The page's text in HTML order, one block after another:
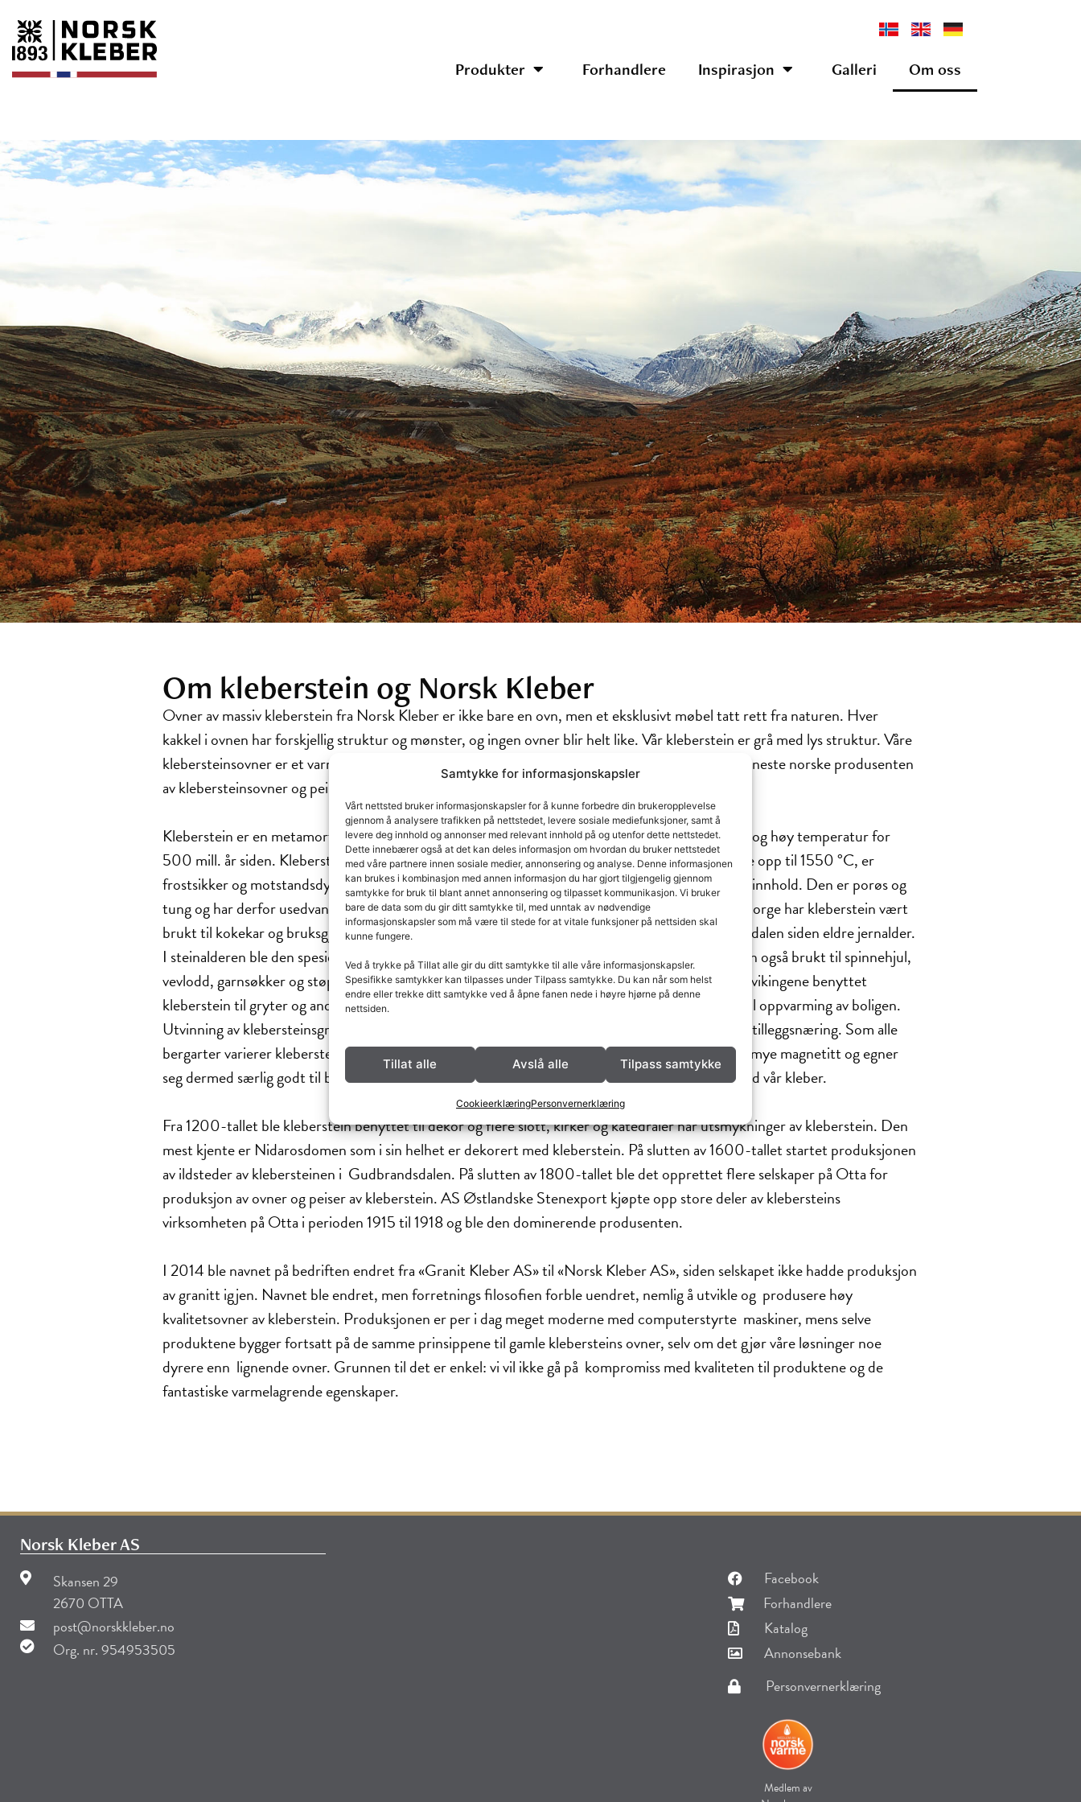
Samtykke for informasjonskapsler
Vårt nettsted bruker informasjonskapsler for å kunne forbedre din brukeropplevelse
gjennom å analysere trafikken på nettstedet, levere sosiale mediefunksjoner, samt å
levere deg innhold og annonser med relevant innhold på og utenfor dette nettstedet.
Dette innebærer også at det kan deles informasjon om hvordan du bruker nettstedet
med våre partnere innen sosiale medier, annonsering og analyse. Denne informasjonen
kan brukes i kombinasjon med annen informasjon du har gjort tilgjengelig gjennom
samtykke for bruk til blant annet annonsering og tilpasset kommunikasjon. Vi bruker
bare de data som du gir ditt samtykke til, med unntak av nødvendige
informasjonskapsler som må være til stede for at vitale funksjoner på nettsiden skal
kunne fungere.
Ved å trykke på Tillat alle gir du ditt samtykke til alle våre informasjonskapsler.
Spesifikke samtykker kan tilpasses under Tilpass samtykke. Du kan når som helst
endre eller trekke ditt samtykke ved å åpne fanen nede i høyre hjørne på denne
nettsiden.
Tillat alle Avslå alle Tilpass samtykke
CookieerklæringPersonvernerklæring
Produkter Forhandlere Inspirasjon Galleri Om oss
Om kleberstein og Norsk Kleber
Ovner av massiv kleberstein fra Norsk Kleber er ikke bare en ovn, men et eksklusivt møbel tatt rett fra naturen. Hver
kakkel i ovnen har forskjellig struktur og mønster, og ingen ovner blir helt like. Vår kleberstein er grå med lys struktur. Våre
klebersteinsovner er et varmende kunststykke som vil vare i generasjoner. Norsk Kleber er den eneste norske produsenten
av klebersteinsovner og peiser.
Kleberstein er en metamorf bergart. Det betyr at den er dannet av andre bergarter under trykk og høy temperatur for
500 mill. år siden. Klebersteinen er en myk steinart, lett å forme og god å ta på. Den tåler varme opp til 1550 °C, er
frostsikker og motstandsdyktig mot kjemikalier. Klebersteinen fra Norsk Kleber har høyt talkuminnhold. Den er porøs og
tung og har derfor usedvanlig god magasineringsevne og er naturens eget vidundermateriale. I Norge har kleberstein vært
brukt til kokekar og bruksgjenstander like lenge som det har vært bosetning i Nord- Gudbrandsdalen siden eldre jernalder.
I steinalderen ble den spesielle steinen brukt til køller, hakker og økser. Fra bronsealderen ble den også brukt til spinnehjul,
vevlodd, garnsøkker og støpeformer. Det er gjort funn i våre klebersteinsbrudd som forteller at vikingene benyttet
kleberstein til gryter og andre bruksting. Andre funn viser at vikingene også brukte kleberstein til oppvarming av boligen.
Utvinning av klebersteinsgryter som ble hugget direkte ut av fjellveggen, ble for mange en viktig tilleggsnæring. Som alle
bergarter varierer klebersteinens kvalitet fra sted til sted. Vår kleberstein inneholder forholdsvis mye magnetitt og egner
seg dermed særlig godt til bruk i ovner og peiser. Varmeopptak, -lagring og -avgift er optimal med vår kleber.
Fra 1200-tallet ble kleberstein benyttet til dekor og flere slott, kirker og katedraler har utsmykninger av kleberstein. Den
mest kjente er Nidarosdomen som i sin helhet er dekorert med kleberstein. På slutten av 1600-tallet startet produksjonen
av ildsteder av klebersteinen i Gudbrandsdalen. På slutten av 1800-tallet ble det opprettet flere selskaper på Otta for
produksjon av ovner og peiser av kleberstein. AS Østlandske Stenexport kjøpte opp store deler av klebersteins
virksomheten på Otta i perioden 1915 til 1918 og ble den dominerende produsenten.
I 2014 ble navnet på bedriften endret fra «Granit Kleber AS» til «Norsk Kleber AS», siden selskapet ikke hadde produksjon
av granitt igjen. Navnet ble endret, men forretnings filosofien forble uendret, nemlig å utvikle og produsere høy
kvalitetsovner av kleberstein. Produksjonen er per i dag meget moderne med computerstyrte maskiner, mens selve
produktene bygger fortsatt på de samme prinsippene til gamle klebersteins ovner, selv om det gjør våre løsninger noe
dyrere enn lignende ovner. Grunnen til det er enkel: vi vil ikke gå på kompromiss med kvaliteten til produktene og de
fantastiske varmelagrende egenskaper.
Norsk Kleber AS
Skansen 29
2670 OTTA
post@norskkleber.no
Org. nr. 954953505
Facebook
Forhandlere
Katalog
Annonsebank
Personvernerklæring
Medlem av